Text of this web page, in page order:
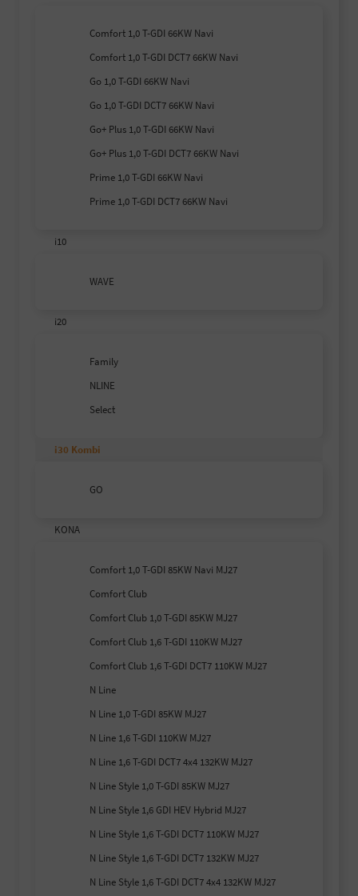
Comfort 1,0 T-GDI 66KW Navi
Comfort 1,0 T-GDI DCT7 66KW Navi
Go 1,0 T-GDI 66KW Navi
Go 1,0 T-GDI DCT7 66KW Navi
Go+ Plus 1,0 T-GDI 66KW Navi
Go+ Plus 1,0 T-GDI DCT7 66KW Navi
Prime 1,0 T-GDI 66KW Navi
Prime 1,0 T-GDI DCT7 66KW Navi
i10
WAVE
i20
Family
NLINE
Select
i30 Kombi
GO
KONA
Comfort 1,0 T-GDI 85KW Navi MJ27
Comfort Club
Comfort Club 1,0 T-GDI 85KW MJ27
Comfort Club 1,6 T-GDI 110KW MJ27
Comfort Club 1,6 T-GDI DCT7 110KW MJ27
N Line
N Line 1,0 T-GDI 85KW MJ27
N Line 1,6 T-GDI 110KW MJ27
N Line 1,6 T-GDI DCT7 4x4 132KW MJ27
N Line Style 1,0 T-GDI 85KW MJ27
N Line Style 1,6 GDI HEV Hybrid MJ27
N Line Style 1,6 T-GDI DCT7 110KW MJ27
N Line Style 1,6 T-GDI DCT7 132KW MJ27
N Line Style 1,6 T-GDI DCT7 4x4 132KW MJ27